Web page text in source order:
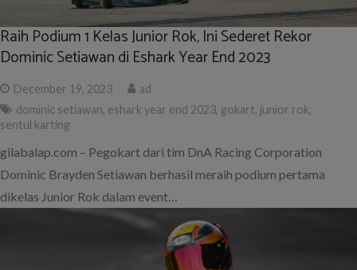
Raih Podium 1 Kelas Junior Rok, Ini Sederet Rekor
Dominic Setiawan di Eshark Year End 2023
December 19, 2023
ad
dominic setiawan, eshark year end 2023, gokart, junior rok,
sentul karting
gilabalap.com – Pegokart dari tim DnA Racing Corporation
Dominic Brayden Setiawan berhasil meraih podium pertama
dikelas Junior Rok dalam event…